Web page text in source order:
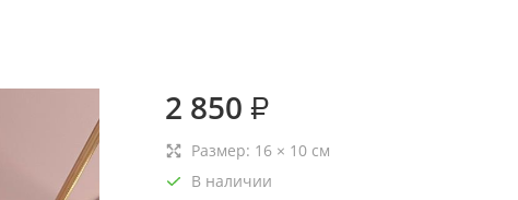
2 850 ₽
Размер: 16 × 10 см
В наличии